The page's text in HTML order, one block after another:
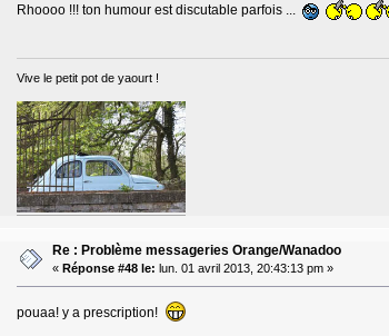
Rhoooo !!! ton humour est discutable parfois ...
Vive le petit pot de yaourt !
Re : Problème messageries Orange/Wanadoo
« Réponse #48 le: lun. 01 avril 2013, 20:43:13 pm »
pouaa! y a prescription!